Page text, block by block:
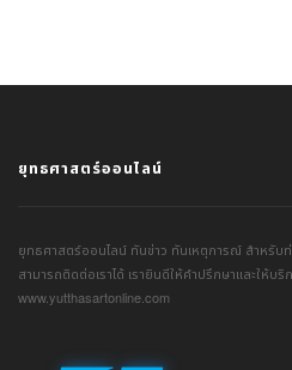
ยุทธศาสตร์ออนไลน์
ยุทธศาสตร์ออนไลน์ ทันข่าว ทันเหตุการณ์ สำหรับ
สามารถติดต่อเราได้ เรายินดีให้คำปรึกษาและให้บ
www.yutthasartonline.com